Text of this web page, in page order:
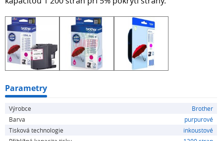
Parametry
Výrobce
Brother
Barva
purpurové
Tisková technologie
inkoustové